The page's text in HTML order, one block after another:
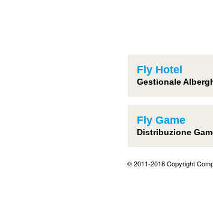
Fly Hotel
Gestionale
Fly Game
Distribuzione
© 2011-2018 Copyright